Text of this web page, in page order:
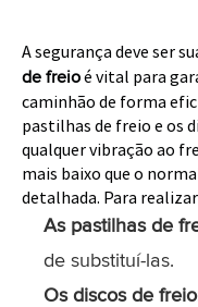
A segurança deve ser
de freioé vital para
caminhão de forma
pastilhas de freio e os
qualquer vibração ao
mais baixo que o
detalhada. Para
As pastilhas de
de substituí-las.
Os discos de freio